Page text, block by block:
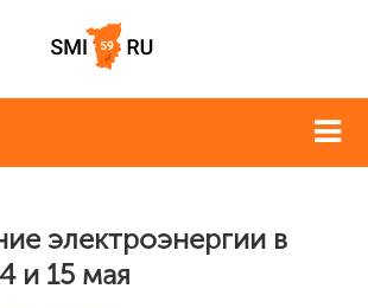
электроэнергии в
и 15 мая